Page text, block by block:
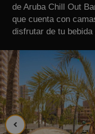
de Aruba Chill Out
que cuenta con
disfrutar de tu